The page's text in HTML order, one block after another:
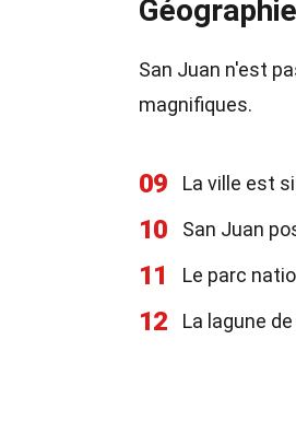
San Juan n'est
magnifiques.
09 La ville est
10 San Juan
11 Le parc
12 La lagune